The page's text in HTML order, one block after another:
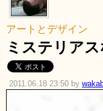
アートとデザイン
ミステリア
2011.06.18 23:50 by